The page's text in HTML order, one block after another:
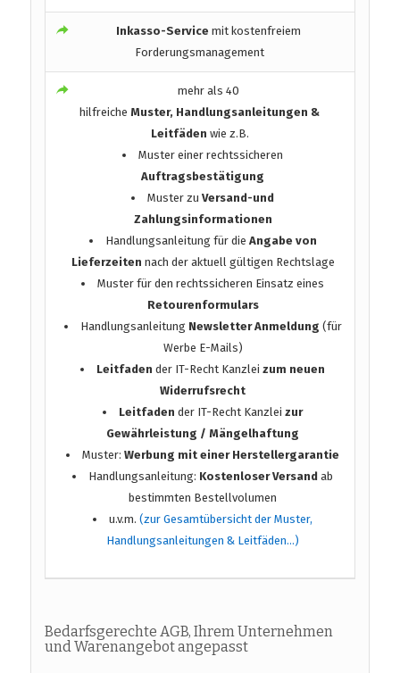
Inkasso-Service mit kostenfreiem
Forderungsmanagement
mehr als 40
hilfreiche Muster, Handlungsanleitungen &
Leitfäden wie z.B.
Muster einer rechtssicheren
Auftragsbestätigung
Muster zuVersand-und
Zahlungsinformationen
Handlungsanleitung für die Angabe von
Lieferzeiten nach der aktuell gültigen Rechtslage
Muster für den rechtssicheren Einsatz eines
Retourenformulars
Handlungsanleitung Newsletter Anmeldung (für
Werbe E-Mails)
Leitfaden der IT-Recht Kanzleizum neuen
Widerrufsrecht
Leitfaden der IT-Recht Kanzleizur
Gewährleistung / Mängelhaftung
Muster:Werbung mit einer Herstellergarantie
Handlungsanleitung: Kostenloser Versand ab
bestimmten Bestellvolumen
u.v.m.(zur Gesamtübersicht der Muster,
Handlungsanleitungen & Leitfäden…)
Bedarfsgerechte AGB, Ihrem Unternehmen
und Warenangebot angepasst